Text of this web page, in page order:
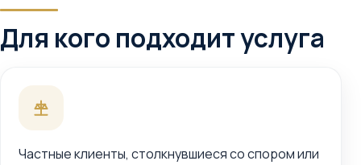
Для кого подходит услуга
Частные клиенты, столкнувшиеся со спором или